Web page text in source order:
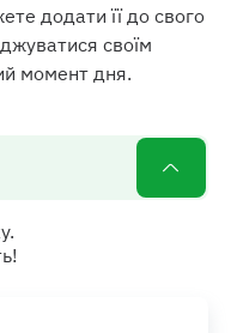
додати її до свого
своїм
момент дня.